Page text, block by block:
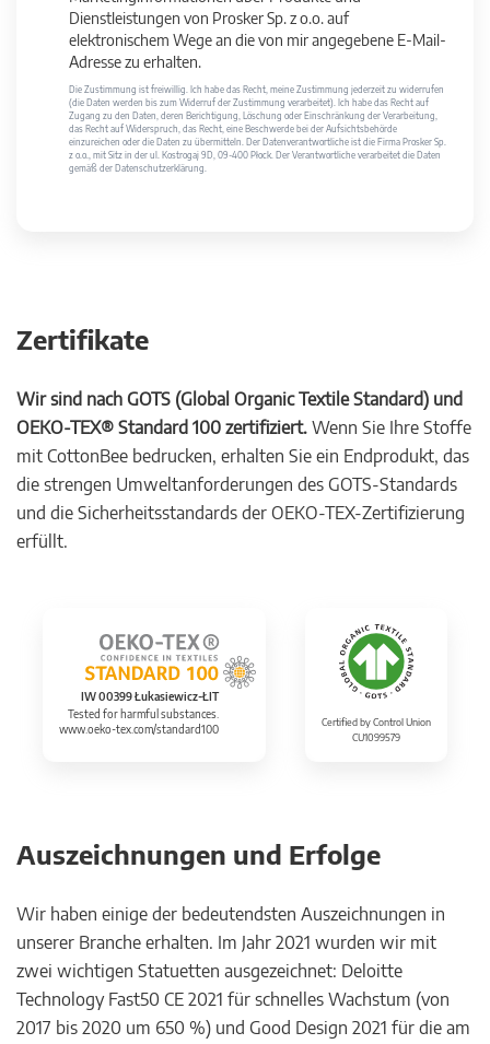
Dienstleistungen von Prosker Sp. z o.o. auf
elektronischem Wege an die von mir angegebene E-Mail-
Adresse zu erhalten.
Die Zustimmung ist freiwillig. Ich habe das Recht, meine Zustimmung jederzeit zu widerrufen
(die Daten werden bis zum Widerruf der Zustimmung verarbeitet). Ich habe das Recht auf
Zugang zu den Daten, deren Berichtigung, Löschung oder Einschränkung der Verarbeitung,
das Recht auf Widerspruch, das Recht, eine Beschwerde bei der Aufsichtsbehörde
einzureichen oder die Daten zu übermitteln. Der Datenverantwortliche ist die Firma Prosker Sp.
z o.o., mit Sitz in der ul. Kostrogaj 9D, 09-400 Płock. Der Verantwortliche verarbeitet die Daten
gemäß der Datenschutzerklärung.
Zertifikate
Wir sind nach GOTS (Global Organic Textile Standard) und
OEKO-TEX® Standard 100 zertifiziert. Wenn Sie Ihre Stoffe
mit CottonBee bedrucken, erhalten Sie ein Endprodukt, das
die strengen Umweltanforderungen des GOTS-Standards
und die Sicherheitsstandards der OEKO-TEX-Zertifizierung
erfüllt.
IW 00399 Łukasiewicz-ŁIT
Tested for harmful substances.
www.oeko-tex.com/standard100
Certified by Control Union
CU1099579
Auszeichnungen und Erfolge
Wir haben einige der bedeutendsten Auszeichnungen in
unserer Branche erhalten. Im Jahr 2021 wurden wir mit
zwei wichtigen Statuetten ausgezeichnet: Deloitte
Technology Fast50 CE 2021 für schnelles Wachstum (von
2017 bis 2020 um 650 %) und Good Design 2021 für die am